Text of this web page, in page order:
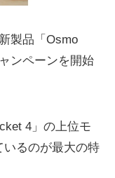
製品「Osmo
ンペーンを開始
4」の上位モ
いるのが最大の特